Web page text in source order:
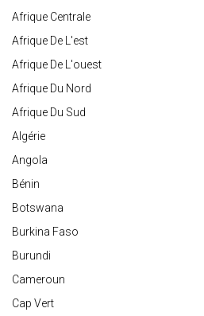
Afrique Centrale
Afrique De L'est
Afrique De L'ouest
Afrique Du Nord
Afrique Du Sud
Algérie
Angola
Bénin
Botswana
Burkina Faso
Burundi
Cameroun
Cap Vert